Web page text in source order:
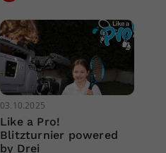
03.10.2025
Like a Pro!
Blitzturnier powered
by Drei